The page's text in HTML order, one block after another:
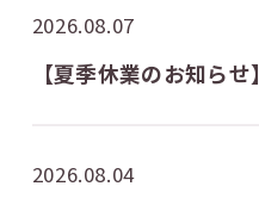
2026.08.07
【夏季休業のお知らせ】
2026.08.04